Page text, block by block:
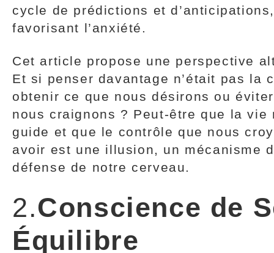
cycle de prédictions et d’anticipations,
favorisant l’anxiété.
Cet article propose une perspective
Et si penser davantage n’était pas la
obtenir ce que nous désirons ou
nous craignons ? Peut-être que la vie
guide et que le contrôle que nous
avoir est une illusion, un mécanisme
défense de notre cerveau.
2.Conscience de
Équilibre